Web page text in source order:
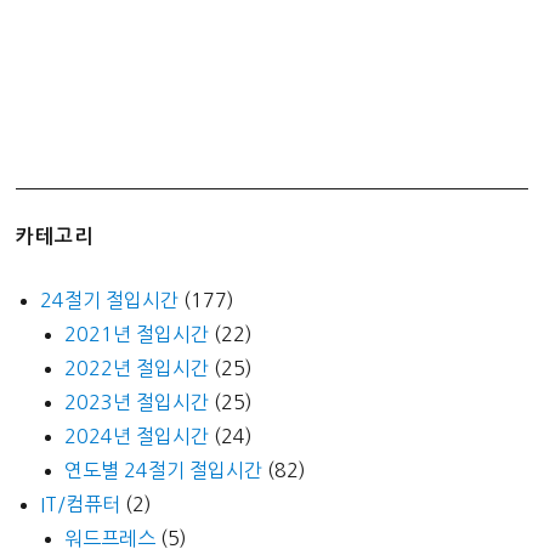
카테고리
24절기 절입시간 (177)
2021년 절입시간 (22)
2022년 절입시간 (25)
2023년 절입시간 (25)
2024년 절입시간 (24)
연도별 24절기 절입시간 (82)
IT/컴퓨터 (2)
워드프레스 (5)